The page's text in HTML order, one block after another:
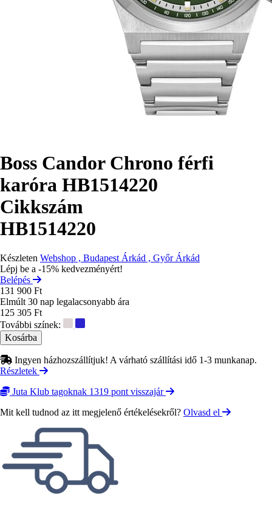
Boss Candor Chrono férfi
karóra HB1514220
Cikkszám
HB1514220
Készleten Webshop , Budapest Árkád , Győr Árkád
Lépj be a -15% kedvezményért!
Belépés
131 900 Ft
Elmúlt 30 nap legalacsonyabb ára
125 305 Ft
További színek:
Ingyen házhozszállítjuk! A várható szállítási idő 1-3 munkanap.
Részletek
Juta Klub tagoknak 1319 pont visszajár
Mit kell tudnod az itt megjelenő értékelésekről? Olvasd el